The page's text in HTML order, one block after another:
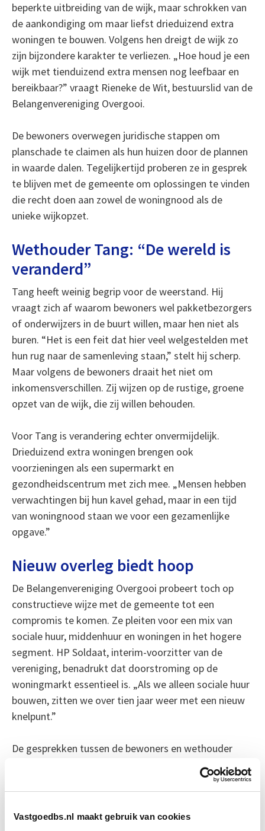
Vastgoedbs.nl maakt gebruik van cookies
beperkte uitbreiding van de wijk, maar schrokken van
de aankondiging om maar liefst drieduizend extra
woningen te bouwen. Volgens hen dreigt de wijk zo
zijn bijzondere karakter te verliezen. „Hoe houd je een
wijk met tienduizend extra mensen nog leefbaar en
bereikbaar?” vraagt Rieneke de Wit, bestuurslid van de
Belangenvereniging Overgooi.
De bewoners overwegen juridische stappen om
planschade te claimen als hun huizen door de plannen
in waarde dalen. Tegelijkertijd proberen ze in gesprek
te blijven met de gemeente om oplossingen te vinden
die recht doen aan zowel de woningnood als de
unieke wijkopzet.
Wethouder Tang: “De wereld is
veranderd”
Tang heeft weinig begrip voor de weerstand. Hij
vraagt zich af waarom bewoners wel pakketbezorgers
of onderwijzers in de buurt willen, maar hen niet als
buren. “Het is een feit dat hier veel welgestelden met
hun rug naar de samenleving staan,” stelt hij scherp.
Maar volgens de bewoners draait het niet om
inkomensverschillen. Zij wijzen op de rustige, groene
opzet van de wijk, die zij willen behouden.
Voor Tang is verandering echter onvermijdelijk.
Drieduizend extra woningen brengen ook
voorzieningen als een supermarkt en
gezondheidscentrum met zich mee. „Mensen hebben
verwachtingen bij hun kavel gehad, maar in een tijd
van woningnood staan we voor een gezamenlijke
opgave.”
Nieuw overleg biedt hoop
De Belangenvereniging Overgooi probeert toch op
constructieve wijze met de gemeente tot een
compromis te komen. Ze pleiten voor een mix van
sociale huur, middenhuur en woningen in het hogere
segment. HP Soldaat, interim-voorzitter van de
vereniging, benadrukt dat doorstroming op de
woningmarkt essentieel is. „Als we alleen sociale huur
bouwen, zitten we over tien jaar weer met een nieuw
knelpunt.”
De gesprekken tussen de bewoners en wethouder
Tang zijn hervat. Beiden zien ruimte voor een
compromis. Tang heeft laten weten dat ook hij wil dat
de diversiteit en opzet van Overgooi behouden blijven.
Dat biedt hoop voor een toekomst waarin zowel